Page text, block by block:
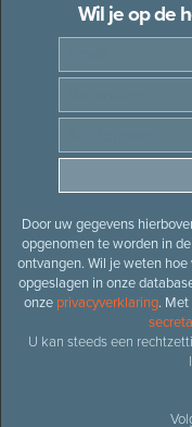
Wil je op de
Door uw gegevens
opgenomen te worden in
ontvangen. Wil je weten
opgeslagen in onze
onze privacyverklaring.
U kan steeds een